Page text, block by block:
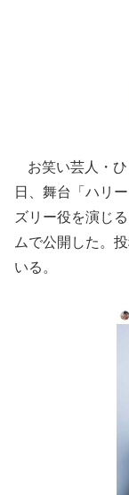
お笑い芸人・
日、舞台「ハリ
ズリー役を演じ
ムで公開した。
いる。